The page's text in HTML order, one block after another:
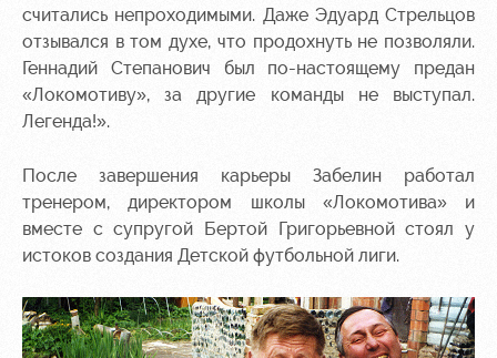
считались непроходимыми. Даже Эдуард Стрельцов
отзывался в том духе, что продохнуть не позволяли.
Геннадий Степанович был по-настоящему предан
«Локомотиву», за другие команды не выступал.
Легенда!».
После завершения карьеры Забелин работал
тренером, директором школы «Локомотива» и
вместе с супругой Бертой Григорьевной стоял у
истоков создания Детской футбольной лиги.